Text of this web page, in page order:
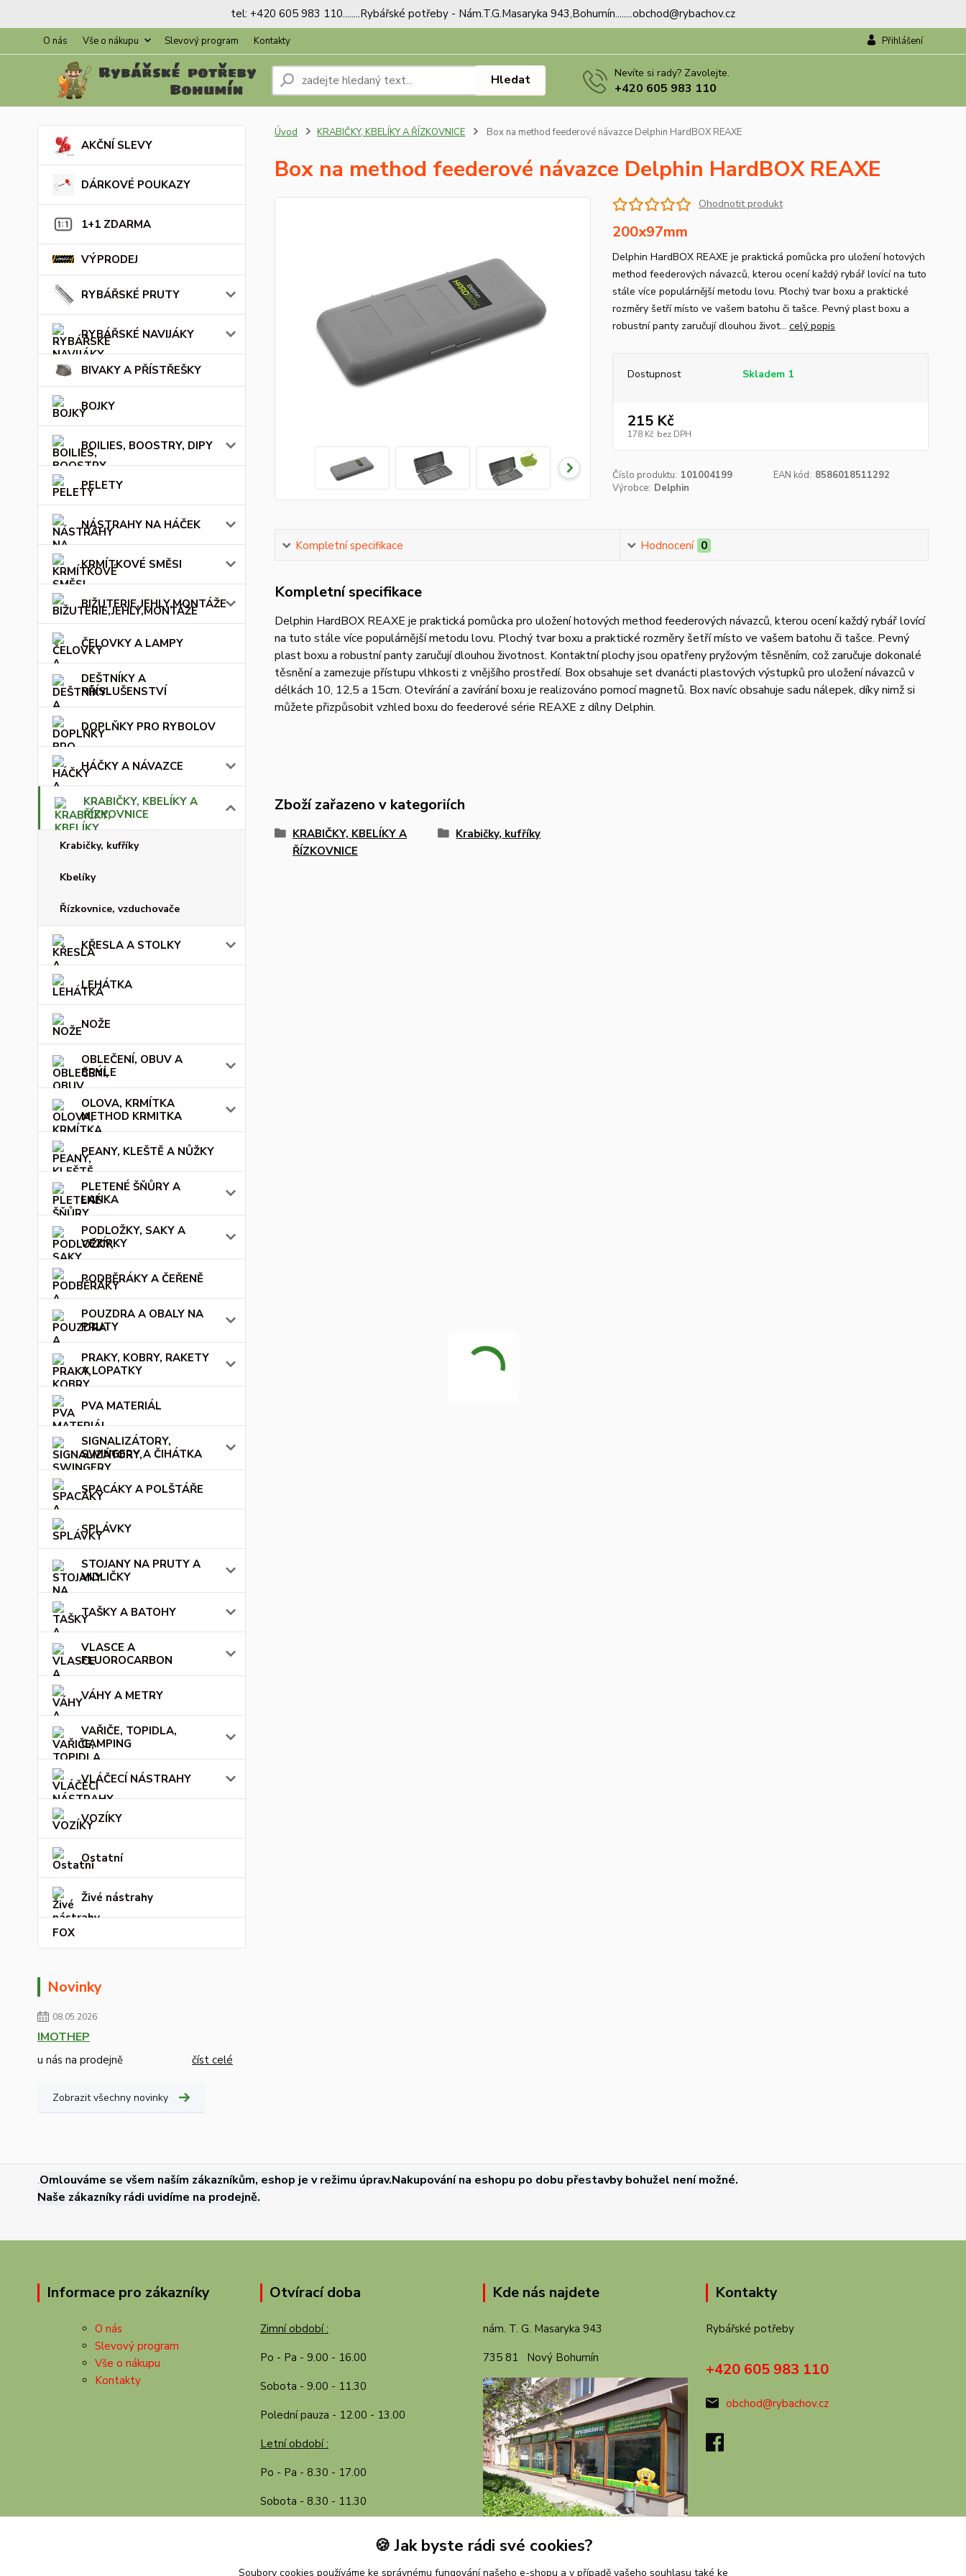
tel: +420 605 983 110........Rybářské potřeby - Nám.T.G.Masaryka 943,Bohumín........obchod@rybachov.cz
O nás Vše o nákupu Slevový program Kontakty Přihlášení
Hledat Nevíte si rady? Zavolejte.
+420 605 983 110
AKČNÍ SLEVY
DÁRKOVÉ POUKAZY
1+1 ZDARMA
VÝPRODEJ
RYBÁŘSKÉ PRUTY
RYBÁŘSKÉ NAVIJÁKY
BIVAKY A PŘÍSTŘEŠKY
BOJKY
BOILIES, BOOSTRY, DIPY
PELETY
NÁSTRAHY NA HÁČEK
KRMÍTKOVÉ SMĚSI
BIŽUTERIE,JEHLY,MONTÁŽE
ČELOVKY A LAMPY
DEŠTNÍKY A
PŘÍSLUŠENSTVÍ
DOPLŇKY PRO RYBOLOV
HÁČKY A NÁVAZCE
KRABIČKY, KBELÍKY A
ŘÍZKOVNICE
Krabičky, kufříky
Kbelíky
Řízkovnice, vzduchovače
KŘESLA A STOLKY
LEHÁTKA
NOŽE
OBLEČENÍ, OBUV A
BRÝLE
OLOVA, KRMÍTKA
METHOD KRMITKA
PEANY, KLEŠTĚ A NŮŽKY
PLETENÉ ŠŇŮRY A
LANKA
PODLOŽKY, SAKY A
VEZÍRKY
PODBĚRÁKY A ČEŘENĚ
POUZDRA A OBALY NA
PRUTY
PRAKY, KOBRY, RAKETY
A LOPATKY
PVA MATERIÁL
SIGNALIZÁTORY,
SWINGERY A ČIHÁTKA
SPACÁKY A POLŠTÁŘE
SPLÁVKY
STOJANY NA PRUTY A
VIDLIČKY
TAŠKY A BATOHY
VLASCE A
FLUOROCARBON
VÁHY A METRY
VAŘIČE, TOPIDLA,
CAMPING
VLÁČECÍ NÁSTRAHY
VOZÍKY
Ostatní
Živé nástrahy
FOX
Novinky
08.05.2026
IMOTHEP
u nás na prodejně číst celé
Zobrazit všechny novinky
Úvod KRABIČKY, KBELÍKY A ŘÍZKOVNICE Box na method feederové návazce Delphin HardBOX REAXE
Box na method feederové návazce Delphin HardBOX REAXE
Ohodnotit produkt
200x97mm
Delphin HardBOX REAXE je praktická pomůcka pro uložení hotových
method feederových návazců, kterou ocení každý rybář lovící na tuto
stále více populárnější metodu lovu. Plochý tvar boxu a praktické
rozměry šetří místo ve vašem batohu či tašce. Pevný plast boxu a
robustní panty zaručují dlouhou život... celý popis
Dostupnost Skladem 1
215 Kč
178 Kč bez DPH
Číslo produktu: 101004199 EAN kód: 8586018511292
Výrobce: Delphin
Kompletní specifikace Hodnocení 0
Kompletní specifikace
Delphin HardBOX REAXE je praktická pomůcka pro uložení hotových method feederových návazců, kterou ocení každý rybář lovící
na tuto stále více populárnější metodu lovu. Plochý tvar boxu a praktické rozměry šetří místo ve vašem batohu či tašce. Pevný
plast boxu a robustní panty zaručují dlouhou životnost. Kontaktní plochy jsou opatřeny pryžovým těsněním, což zaručuje dokonalé
těsnění a zamezuje přístupu vlhkosti z vnějšího prostředí. Box obsahuje set dvanácti plastových výstupků pro uložení návazců v
délkách 10, 12,5 a 15cm. Otevírání a zavírání boxu je realizováno pomocí magnetů. Box navíc obsahuje sadu nálepek, díky nimž si
můžete přizpůsobit vzhled boxu do feederové série REAXE z dílny Delphin.
Zboží zařazeno v kategoriích
KRABIČKY, KBELÍKY A
ŘÍZKOVNICE
Krabičky, kufříky
.Omlouváme se všem naším zákazníkům, eshop je v režimu úprav.Nakupování na eshopu po dobu přestavby bohužel není možné.
Naše zákazníky rádi uvidíme na prodejně.
Informace pro zákazníky
O nás
Slevový program
Vše o nákupu
Kontakty
Otvírací doba
Zimní období :
Po - Pa - 9.00 - 16.00
Sobota - 9.00 - 11.30
Polední pauza - 12.00 - 13.00
Letní období :
Po - Pa - 8.30 - 17.00
Sobota - 8.30 - 11.30
Kde nás najdete
nám. T. G. Masaryka 943
735 81 Nový Bohumín
Kontakty
Rybářské potřeby
+420 605 983 110
obchod@rybachov.cz
🍪 Jak byste rádi své cookies?
Soubory cookies používáme ke správnému fungování našeho e-shopu a v případě vašeho souhlasu také ke